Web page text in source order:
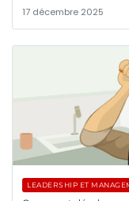
17 décembre 2025
LEADERSHIP ET